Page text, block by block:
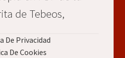
de Tebeos,
De Privacidad
De Cookies